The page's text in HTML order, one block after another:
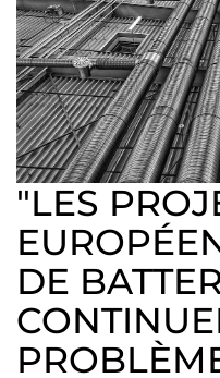
"LES
DE